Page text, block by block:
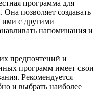
программа для
Она позволяет создавать
ими с другими
напоминания и
предпочтений и
программ имеет свои
Рекомендуется
и выбрать наиболее